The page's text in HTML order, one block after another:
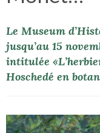
Le Museum
jusqu’au 15
intitulée
Hoschedé en